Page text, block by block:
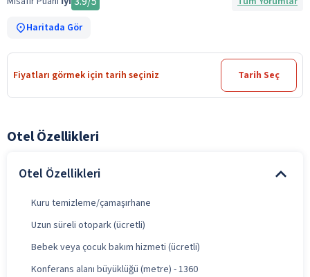
Haritada Gör
Fiyatları görmek için tarih seçiniz Tarih Seç
Otel Özellikleri
Otel Özellikleri
Kuru temizleme/çamaşırhane
Uzun süreli otopark (ücretli)
Bebek veya çocuk bakım hizmeti (ücretli)
Konferans alanı büyüklüğü (metre) - 1360